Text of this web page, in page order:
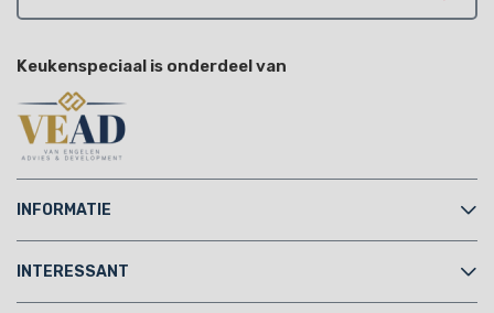
Meld
Keukenspeciaal is onderdeel van
INFORMATIE
INTERESSANT